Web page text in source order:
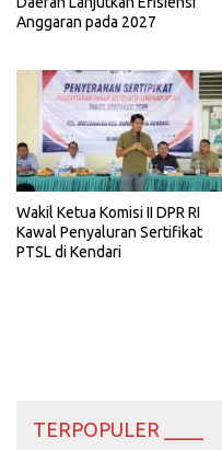
Anggaran pada 2027
Wakil Ketua Komisi II DPR RI
Kawal Penyaluran Sertifikat
PTSL di Kendari
TERPOPULER ____